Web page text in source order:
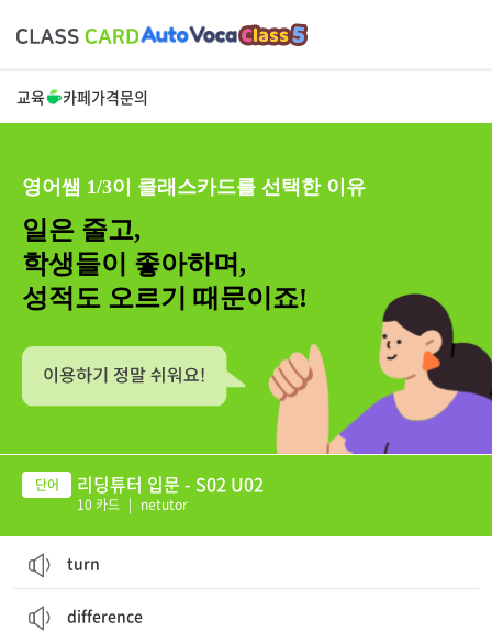
교육 카페가격문의
영어쌤 1/3이 클래스카드를 선택한 이유
일은 줄고,
학생들이 좋아하며,
성적도 오르기 때문이죠!
리딩튜터 입문 - S02 U02
10 카드 | netutor
turn
difference